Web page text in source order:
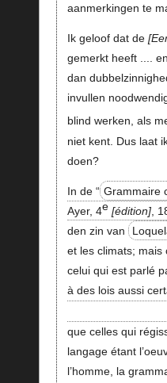
aanmerkingen te
Ik geloof dat de
gemerkt heeft ....
dan
invullen
blind werken, als
niet kent. Dus laat
doen?
In de “ Grammaire
Ayer, 4e édition ,
den zin van
et les climats; mais
celui qui est parlé
à des lois aussi
que celles qui
langage étant
l’homme, la